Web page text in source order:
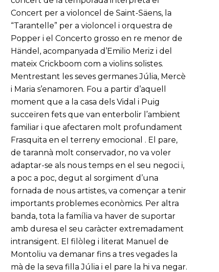
Concert per a violoncel de Saint-Säens, la
“Tarantelle” per a violoncel i orquestra de
Popper i el Concerto grosso en re menor de
Händel, acompanyada d’Emilio Meriz i del
mateix Crickboom com a violins solistes.
Mentrestant les seves germanes Júlia, Mercè
i Maria s’enamoren. Fou a partir d’aquell
moment que a la casa dels Vidal i Puig
succeïren fets que van enterbolir l’ambient
familiar i que afectaren molt profundament
Frasquita en el terreny emocional . El pare,
de tarannà molt conservador, no va voler
adaptar-se als nous temps en el seu negoci i,
a poc a poc, degut al sorgiment d’una
fornada de nous artistes, va començar a tenir
importants problemes econòmics. Per altra
banda, tota la família va haver de suportar
amb duresa el seu caràcter extremadament
intransigent. El filòleg i literat Manuel de
Montoliu va demanar fins a tres vegades la
mà de la seva filla Júlia i el pare la hi va negar.